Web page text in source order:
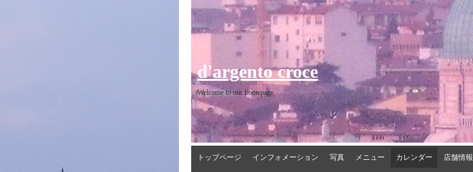
d'argento croce
Welcome to our homepage
トップページ インフォメーション 写真 メニュー カレンダー 店舗情報